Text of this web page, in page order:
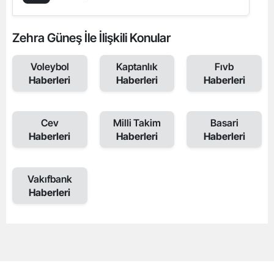
Zehra Güneş İle İlişkili Konular
Voleybol
Haberleri
Kaptanlık
Haberleri
Fıvb
Haberleri
Cev
Haberleri
Milli Takim
Haberleri
Basari
Haberleri
Vakıfbank
Haberleri